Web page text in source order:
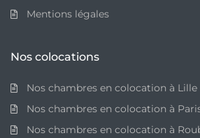
Mentions légales
Nos colocations
Nos chambres en colocation à Lille
Nos chambres en colocation à
Nos chambres en colocation à